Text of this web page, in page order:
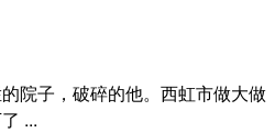
院子，破碎的他。西虹市做大做
...